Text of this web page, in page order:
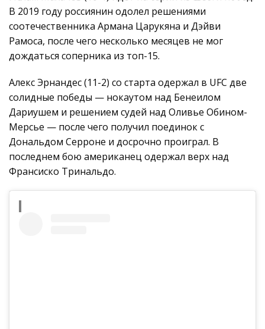
В 2019 году россиянин одолел решениями
соотечественника Армана Царукяна и Дэйви
Рамоса, после чего несколько месяцев не мог
дождаться соперника из топ-15.
Алекс Эрнандес (11-2) со старта одержал в UFC две
солидные победы — нокаутом над Бенеилом
Дариушем и решением судей над Оливье Обином-
Мерсье — после чего получил поединок с
Дональдом Серроне и досрочно проиграл. В
последнем бою американец одержал верх над
Франсиско Тринальдо.